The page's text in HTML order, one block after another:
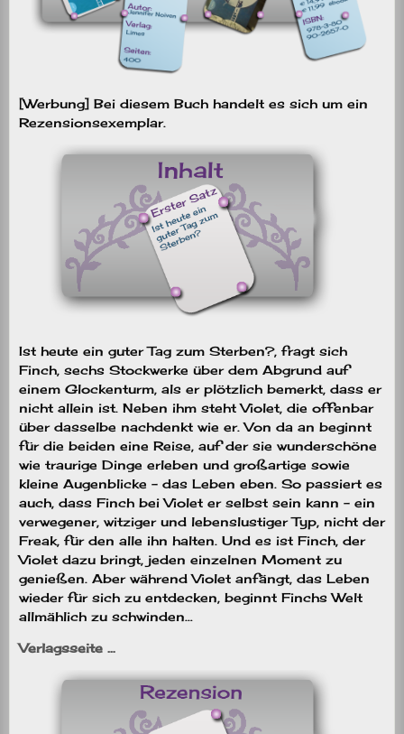
[Werbung] Bei diesem Buch handelt es sich um ein
Rezensionsexemplar.
Ist heute ein guter Tag zum Sterben?, fragt sich
Finch, sechs Stockwerke über dem Abgrund auf
einem Glockenturm, als er plötzlich bemerkt, dass er
nicht allein ist. Neben ihm steht Violet, die offenbar
über dasselbe nachdenkt wie er. Von da an beginnt
für die beiden eine Reise, auf der sie wunderschöne
wie traurige Dinge erleben und großartige sowie
kleine Augenblicke – das Leben eben. So passiert es
auch, dass Finch bei Violet er selbst sein kann – ein
verwegener, witziger und lebenslustiger Typ, nicht der
Freak, für den alle ihn halten. Und es ist Finch, der
Violet dazu bringt, jeden einzelnen Moment zu
genießen. Aber während Violet anfängt, das Leben
wieder für sich zu entdecken, beginnt Finchs Welt
allmählich zu schwinden…
Verlagsseite …